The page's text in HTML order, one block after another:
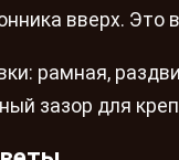
вверх.
рамная,
зазор для